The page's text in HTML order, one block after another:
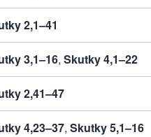
2,1–41
3,1–16, Skutky 4,1–22
2,41–47
4,23–37, Skutky 5,1–16